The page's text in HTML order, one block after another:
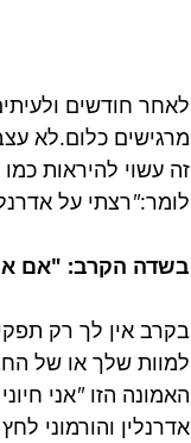
לאחר חודשים
מרגישים כלום.לא
זה עשוי להיראות
לומר:"רצתי על
בשדה הקרב: "אם
בקרב אין לך רק
למוות שלך או של
האמונה הזו "אני חיוני
אדרנלין והורמוני